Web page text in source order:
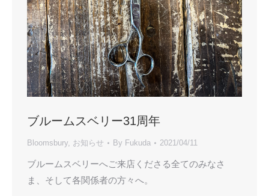
ブルームスベリー31周年
Bloomsbury, お知らせ By Fukuda 2021/04/11
ブルームスベリーへご来店くださる全てのみなさ
ま、そして各関係者の方々へ。